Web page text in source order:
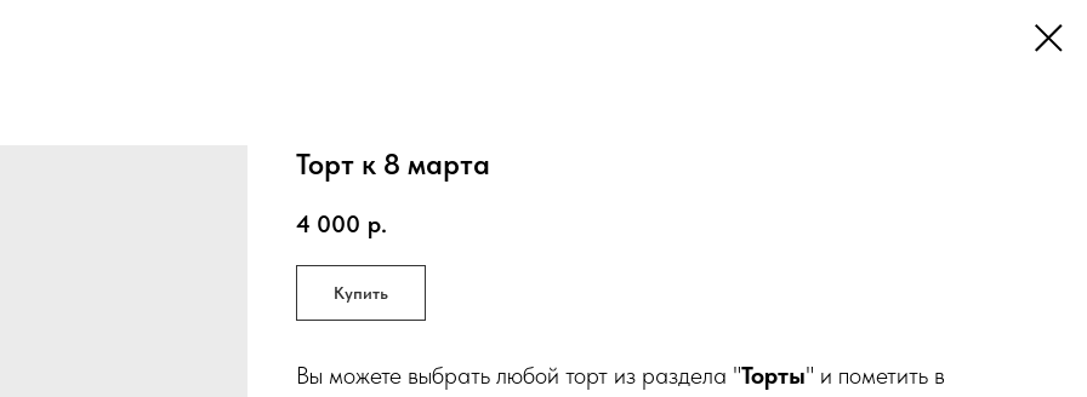
Торт к 8 марта
4 000 р.
Купить
Вы можете выбрать любой торт из раздела "Торты" и пометить в